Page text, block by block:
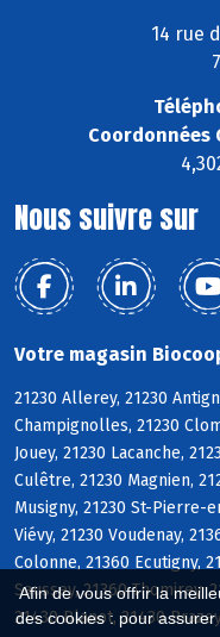
Afin de vous offrir la
des cookies : pour
14 rue
Coordonnées
Nous suivre sur
Votre magasin
21230 Allerey, 21230
Champignolles, 21230
Jouey, 21230 Lacanche,
Culêtre, 21230 Magnien,
Musigny, 21230 St-Pierre-
Viévy, 21230 Voudenay,
Colonne, 21360 Ecutigny,
Saussey, 21360 Thomirey,
21430 Blanot, 21430